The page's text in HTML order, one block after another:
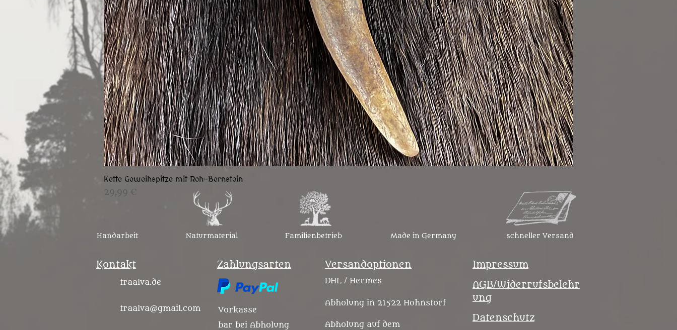
Kette Geweihspitze mit Roh-Bernstein
Preis
29,99 €
Handarbeit Naturmaterial Familienbetrieb Made in Germany schneller Versand
Kontakt
traalva.de
traalva@gmail.com
Zahlungsarten
Vorkasse
bar bei Abholung
Versandoptionen
DHL / Hermes
Abholung in 21522 Hohnstorf
Abholung auf dem
Impressum
AGB/Widerrufsbelehr
ung
Datenschutz